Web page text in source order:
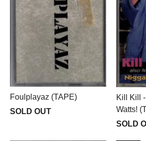
Foulplayaz (TAPE)
SOLD OUT
Kill Kill
Watts!
SOLD